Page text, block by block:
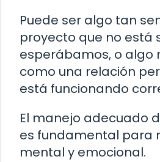
Puede ser algo tan
proyecto que no está
esperábamos, o algo
como una relación
está funcionando
El manejo adecuado
es fundamental para
mental y emocional.